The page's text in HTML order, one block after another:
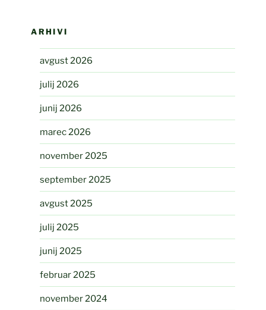
ARHIVI
avgust 2026
julij 2026
junij 2026
marec 2026
november 2025
september 2025
avgust 2025
julij 2025
junij 2025
februar 2025
november 2024